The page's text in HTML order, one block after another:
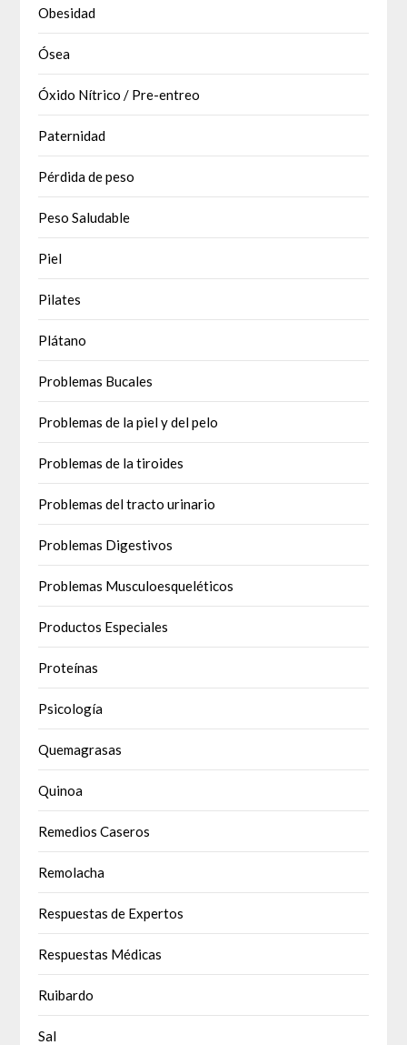
Obesidad
Ósea
Óxido Nítrico / Pre-entreo
Paternidad
Pérdida de peso
Peso Saludable
Piel
Pilates
Plátano
Problemas Bucales
Problemas de la piel y del pelo
Problemas de la tiroides
Problemas del tracto urinario
Problemas Digestivos
Problemas Musculoesqueléticos
Productos Especiales
Proteínas
Psicología
Quemagrasas
Quinoa
Remedios Caseros
Remolacha
Respuestas de Expertos
Respuestas Médicas
Ruibardo
Sal